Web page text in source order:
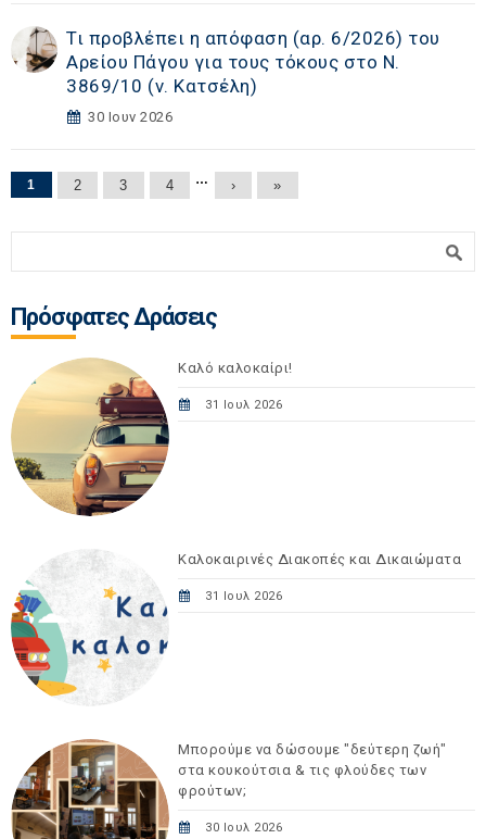
Τι προβλέπει η απόφαση (αρ. 6/2026) του
Αρείου Πάγου για τους τόκους στο Ν.
3869/10 (ν. Κατσέλη)
30 Ιουν 2026
Σελίδες
1 2 3 4 … › »
Πρόσφατες Δράσεις
Καλό καλοκαίρι!
31 Ιουλ 2026
Καλοκαιρινές Διακοπές και Δικαιώματα
31 Ιουλ 2026
Μπορούμε να δώσουμε "δεύτερη ζωή"
στα κουκούτσια & τις φλούδες των
φρούτων;
30 Ιουλ 2026